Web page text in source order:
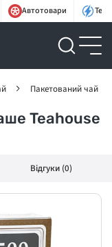
Автотовари
Пакетований чай
Teahouse
Відгуки (0)